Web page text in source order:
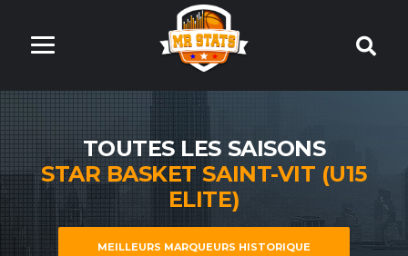
TOUTES LES SAISONS
STAR BASKET SAINT-VIT (U15
ELITE)
MEILLEURS MARQUEURS HISTORIQUE